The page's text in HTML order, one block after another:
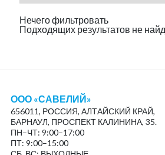
Нечего фильтровать
Подходящих результатов не
ООО «САВЕЛИЙ»
656011, РОССИЯ, АЛТАЙСКИЙ КРАЙ,
БАРНАУЛ, ПРОСПЕКТ КАЛИНИНА, 35.
ПН–ЧТ: 9:00–17:00
ПТ: 9:00–15:00